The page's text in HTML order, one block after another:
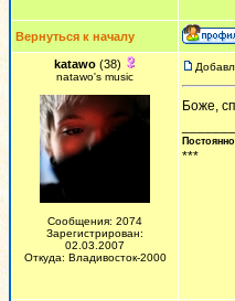
Вернуться к началу
katawo(38)
natawo's music
Сообщения: 2074
Зарегистрирован:
02.03.2007
Откуда: Владивосток-2000
Боже,
***